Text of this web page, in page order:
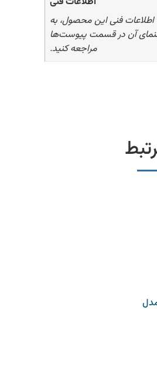
فنی این محصول، به
آن در قسمت پیوست‌ها
مراجعه کنید.